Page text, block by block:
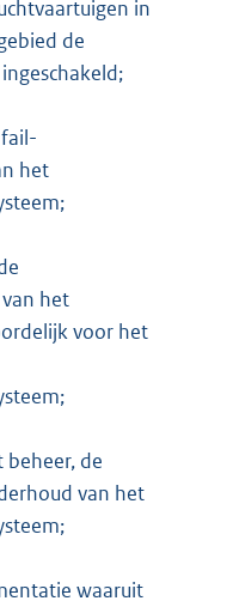
in
de
het
het
voor het
beheer, de
van het
waaruit